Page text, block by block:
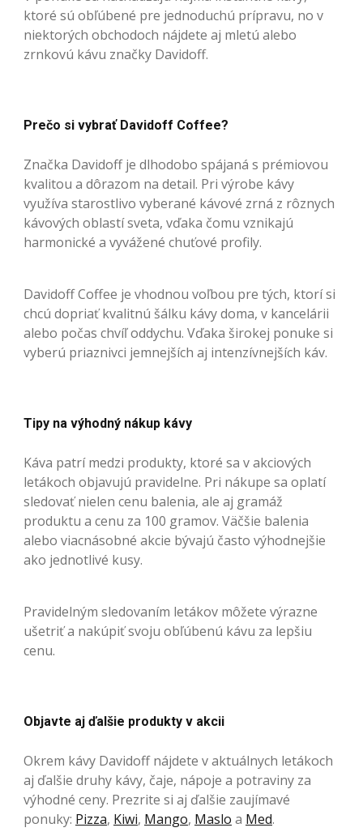
ktoré sú obľúbené pre jednoduchú prípravu, no v
niektorých obchodoch nájdete aj mletú alebo
zrnkovú kávu značky Davidoff.
Prečo si vybrať Davidoff Coffee?
Značka Davidoff je dlhodobo spájaná s prémiovou
kvalitou a dôrazom na detail. Pri výrobe kávy
využíva starostlivo vyberané kávové zrná z rôznych
kávových oblastí sveta, vďaka čomu vznikajú
harmonické a vyvážené chuťové profily.
Davidoff Coffee je vhodnou voľbou pre tých, ktorí si
chcú dopriať kvalitnú šálku kávy doma, v kancelárii
alebo počas chvíľ oddychu. Vďaka širokej ponuke si
vyberú priaznivci jemnejších aj intenzívnejších káv.
Tipy na výhodný nákup kávy
Káva patrí medzi produkty, ktoré sa v akciových
letákoch objavujú pravidelne. Pri nákupe sa oplatí
sledovať nielen cenu balenia, ale aj gramáž
produktu a cenu za 100 gramov. Väčšie balenia
alebo viacnásobné akcie bývajú často výhodnejšie
ako jednotlivé kusy.
Pravidelným sledovaním letákov môžete výrazne
ušetriť a nakúpiť svoju obľúbenú kávu za lepšiu
cenu.
Objavte aj ďalšie produkty v akcii
Okrem kávy Davidoff nájdete v aktuálnych letákoch
aj ďalšie druhy kávy, čaje, nápoje a potraviny za
výhodné ceny. Prezrite si aj ďalšie zaujímavé
ponuky: Pizza, Kiwi, Mango, Maslo a Med.